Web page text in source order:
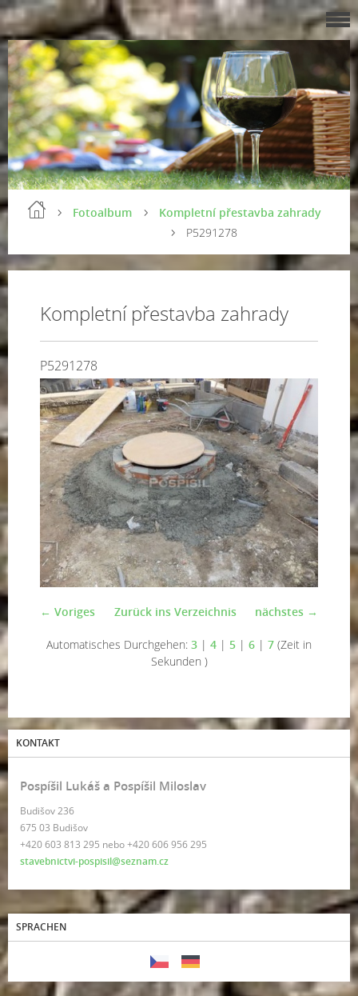
Fotoalbum
Kompletní přestavba zahrady
P5291278
Kompletní přestavba zahrady
P5291278
← Voriges nächstes →
Zurück ins Verzeichnis
Automatisches Durchgehen: 3 | 4 | 5 | 6 | 7 (Zeit in
Sekunden )
KONTAKT
Pospíšil Lukáš a Pospíšil Miloslav
Budišov 236
675 03 Budišov
+420 603 813 295 nebo +420 606 956 295
stavebnictvi-pospisil@seznam.cz
SPRACHEN